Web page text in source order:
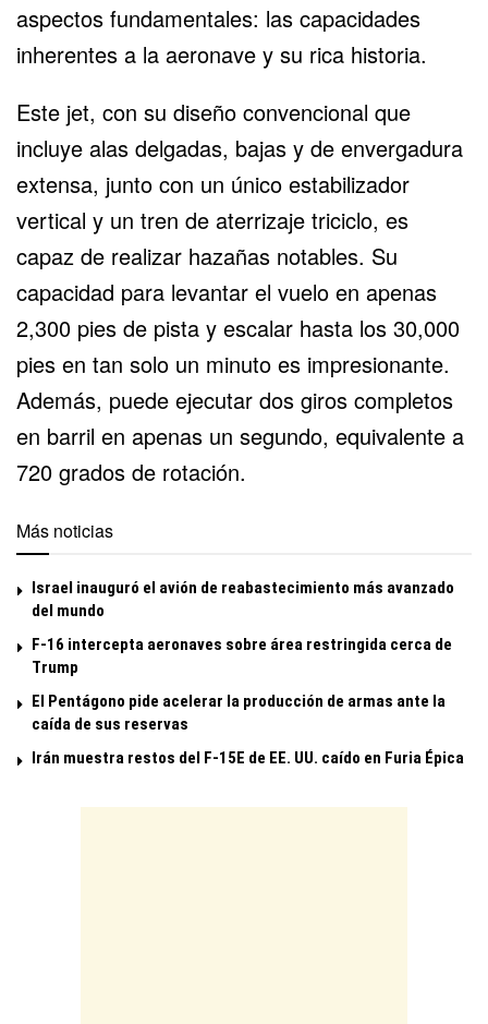
aspectos fundamentales: las capacidades
inherentes a la aeronave y su rica historia.
Este jet, con su diseño convencional que
incluye alas delgadas, bajas y de envergadura
extensa, junto con un único estabilizador
vertical y un tren de aterrizaje triciclo, es
capaz de realizar hazañas notables. Su
capacidad para levantar el vuelo en apenas
2,300 pies de pista y escalar hasta los 30,000
pies en tan solo un minuto es impresionante.
Además, puede ejecutar dos giros completos
en barril en apenas un segundo, equivalente a
720 grados de rotación.
Más noticias
Israel inauguró el avión de reabastecimiento más avanzado
del mundo
F-16 intercepta aeronaves sobre área restringida cerca de
Trump
El Pentágono pide acelerar la producción de armas ante la
caída de sus reservas
Irán muestra restos del F-15E de EE. UU. caído en Furia Épica